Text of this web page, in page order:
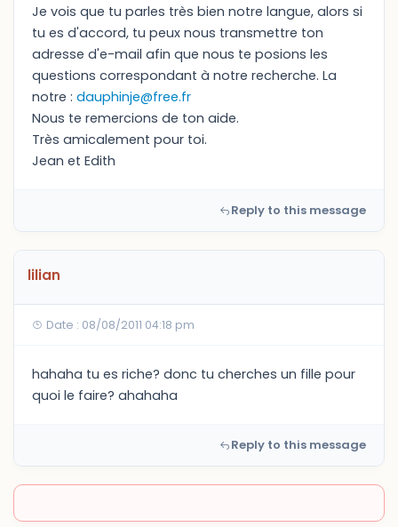
Je vois que tu parles très bien notre langue, alors si
tu es d'accord, tu peux nous transmettre ton
adresse d'e-mail afin que nous te posions les
questions correspondant à notre recherche. La
notre : dauphinje@free.fr
Nous te remercions de ton aide.
Très amicalement pour toi.
Jean et Edith
Reply to this message
lilian
Date : 08/08/2011 04:18 pm
hahaha tu es riche? donc tu cherches un fille pour
quoi le faire? ahahaha
Reply to this message